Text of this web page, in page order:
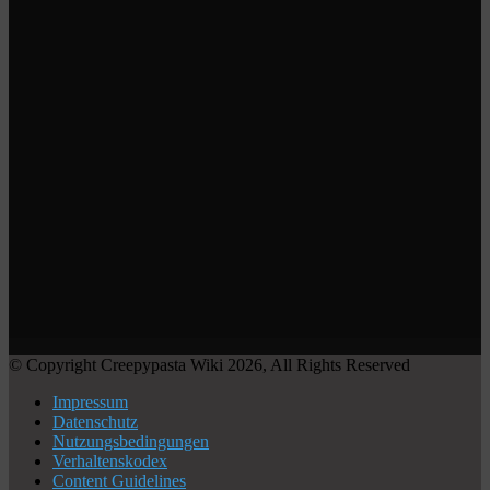
© Copyright Creepypasta Wiki 2026, All Rights Reserved
Impressum
Datenschutz
Nutzungsbedingungen
Verhaltenskodex
Content Guidelines